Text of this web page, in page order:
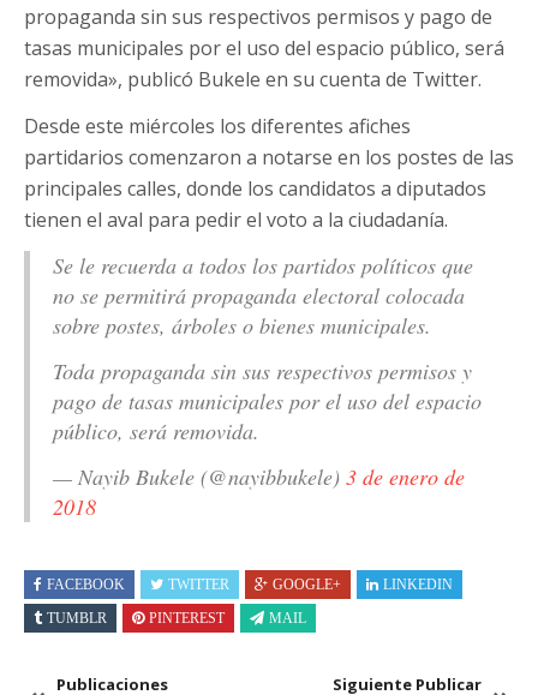
propaganda sin sus respectivos permisos y pago de
tasas municipales por el uso del espacio público, será
removida», publicó Bukele en su cuenta de Twitter.
Desde este miércoles los diferentes afiches
partidarios comenzaron a notarse en los postes de las
principales calles, donde los candidatos a diputados
tienen el aval para pedir el voto a la ciudadanía.
Se le recuerda a todos los partidos políticos que
no se permitirá propaganda electoral colocada
sobre postes, árboles o bienes municipales.
Toda propaganda sin sus respectivos permisos y
pago de tasas municipales por el uso del espacio
público, será removida.
— Nayib Bukele (@nayibbukele) 3 de enero de
2018
FACEBOOK TWITTER GOOGLE+
LINKEDIN
TUMBLR
PINTEREST MAIL
Publicaciones
Siguiente Publicar